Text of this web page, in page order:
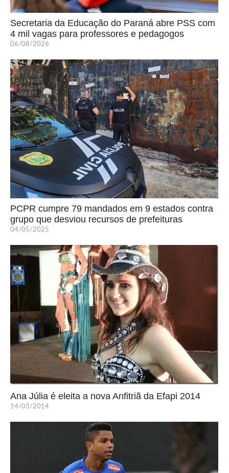
Secretaria da Educação do Paraná abre PSS com
4 mil vagas para professores e pedagogos
06/08/2026
PCPR cumpre 79 mandados em 9 estados contra
grupo que desviou recursos de prefeituras
04/05/2025
Ana Júlia é eleita a nova Anfitriã da Efapi 2014
14/03/2014